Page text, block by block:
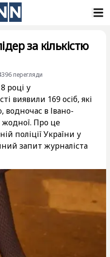
за кількістю
перегляди
році у
виявили 169 осіб, які
водночас в Івано-
жодної. Про це
поліції України у
запит журналіста